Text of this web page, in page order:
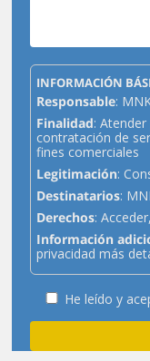
INFORMACIÓN
Responsable:
Finalidad:
contratación de
fines comerciales
Legitimación:
Destinatarios:
Derechos:
Información
privacidad más
He leído y